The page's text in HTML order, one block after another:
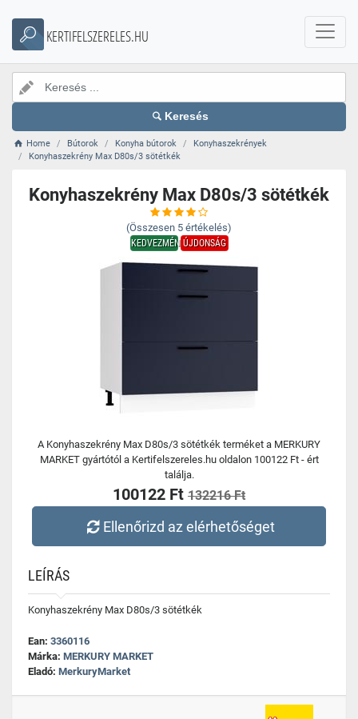
KERTIFELSZERELES.HU
Keresés
Home Bútorok Konyha bútorok
Konyhaszekrények
Konyhaszekrény Max D80s/3 sötétkék
Konyhaszekrény Max D80s/3 sötétkék
(Összesen 5 értékelés)
KEDVEZMÉNYÚJDONSÁG
A Konyhaszekrény Max D80s/3 sötétkék terméket a MERKURY
MARKET gyártótól a Kertifelszereles.hu oldalon 100122 Ft - ért
találja.
100122 Ft 132216 Ft
Ellenőrizd az elérhetőséget
LEÍRÁS
Konyhaszekrény Max D80s/3 sötétkék
Ean: 3360116
Márka: MERKURY MARKET
Eladó: MerkuryMarket